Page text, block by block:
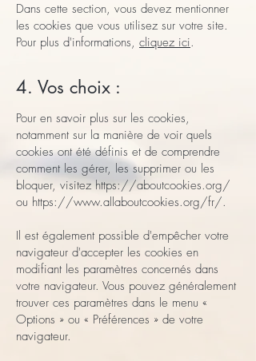
Dans cette section, vous devez mentionner
les cookies que vous utilisez sur votre site.
Pour plus d'informations, cliquez ici.
4. Vos choix :
Pour en savoir plus sur les cookies,
notamment sur la manière de voir quels
cookies ont été définis et de comprendre
comment les gérer, les supprimer ou les
bloquer, visitezhttps://aboutcookies.org/
ou https://www.allaboutcookies.org/fr/.
Il est également possible d'empêcher votre
navigateur d'accepter les cookies en
modifiant les paramètres concernés dans
votre navigateur. Vous pouvez généralement
trouver ces paramètres dans le menu «
Options » ou « Préférences » de votre
navigateur.